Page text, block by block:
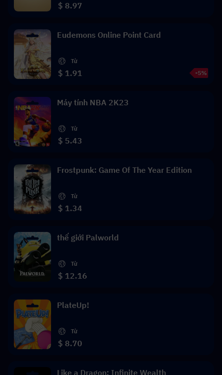
$ 8.97
Eudemons Online Point Card
Từ
$ 1.91 -5%
Máy tính NBA 2K23
Từ
$ 5.43
Frostpunk: Game Of The Year Edition
Từ
$ 1.34
thế giới Palworld
Từ
$ 12.16
PlateUp!
Từ
$ 8.70
Like a Dragon: Infinite Wealth